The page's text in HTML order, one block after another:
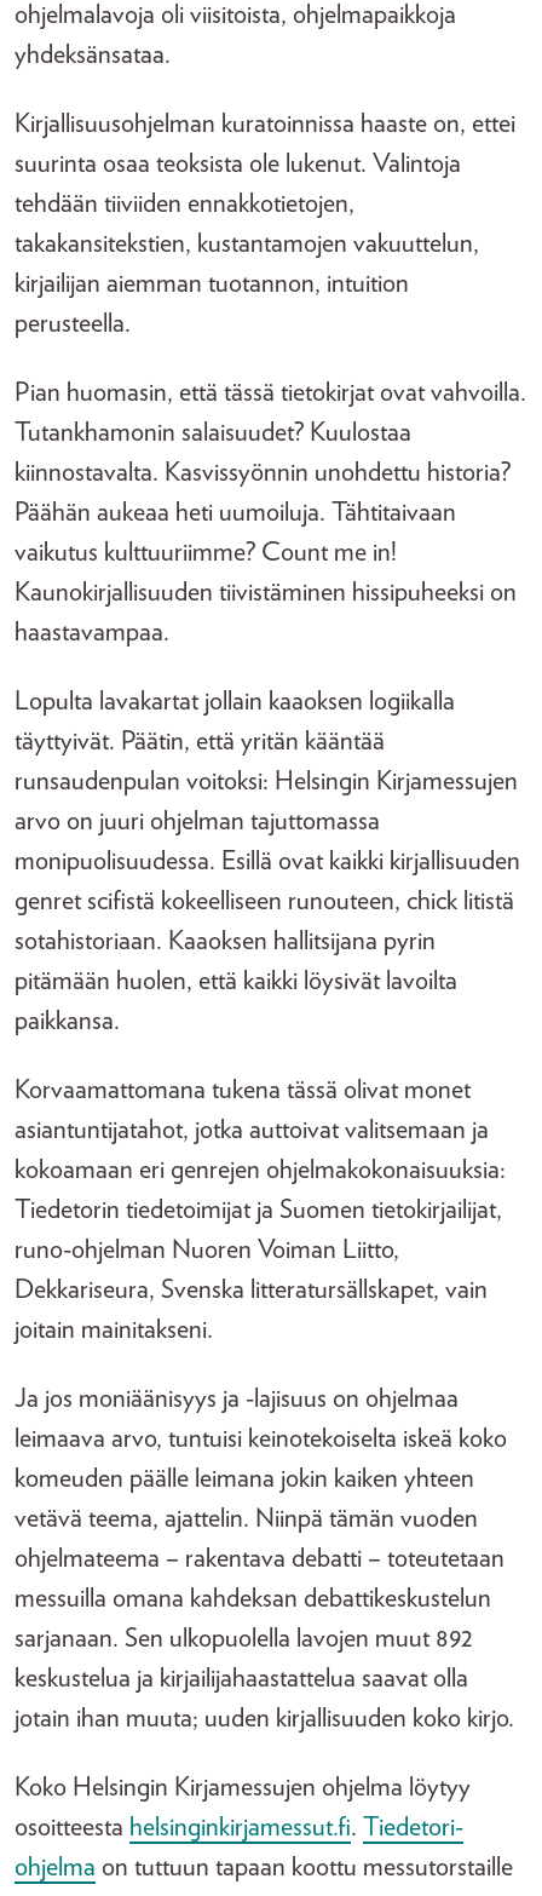
ohjelmalavoja oli viisitoista, ohjelmapaikkoja
yhdeksänsataa.
Kirjallisuusohjelman kuratoinnissa haaste on, ettei
suurinta osaa teoksista ole lukenut. Valintoja
tehdään tiiviiden ennakkotietojen,
takakansitekstien, kustantamojen vakuuttelun,
kirjailijan aiemman tuotannon, intuition
perusteella.
Pian huomasin, että tässä tietokirjat ovat vahvoilla.
Tutankhamonin salaisuudet? Kuulostaa
kiinnostavalta. Kasvissyönnin unohdettu historia?
Päähän aukeaa heti uumoiluja. Tähtitaivaan
vaikutus kulttuuriimme? Count me in!
Kaunokirjallisuuden tiivistäminen hissipuheeksi on
haastavampaa.
Lopulta lavakartat jollain kaaoksen logiikalla
täyttyivät. Päätin, että yritän kääntää
runsaudenpulan voitoksi: Helsingin Kirjamessujen
arvo on juuri ohjelman tajuttomassa
monipuolisuudessa. Esillä ovat kaikki kirjallisuuden
genret scifistä kokeelliseen runouteen, chick litistä
sotahistoriaan. Kaaoksen hallitsijana pyrin
pitämään huolen, että kaikki löysivät lavoilta
paikkansa.
Korvaamattomana tukena tässä olivat monet
asiantuntijatahot, jotka auttoivat valitsemaan ja
kokoamaan eri genrejen ohjelmakokonaisuuksia:
Tiedetorin tiedetoimijat ja Suomen tietokirjailijat,
runo-ohjelman Nuoren Voiman Liitto,
Dekkariseura, Svenska litteratursällskapet, vain
joitain mainitakseni.
Ja jos moniäänisyys ja -lajisuus on ohjelmaa
leimaava arvo, tuntuisi keinotekoiselta iskeä koko
komeuden päälle leimana jokin kaiken yhteen
vetävä teema, ajattelin. Niinpä tämän vuoden
ohjelmateema – rakentava debatti – toteutetaan
messuilla omana kahdeksan debattikeskustelun
sarjanaan. Sen ulkopuolella lavojen muut 892
keskustelua ja kirjailijahaastattelua saavat olla
jotain ihan muuta; uuden kirjallisuuden koko kirjo.
Koko Helsingin Kirjamessujen ohjelma löytyy
osoitteesta helsinginkirjamessut.fi. Tiedetori-
ohjelma on tuttuun tapaan koottu messutorstaille